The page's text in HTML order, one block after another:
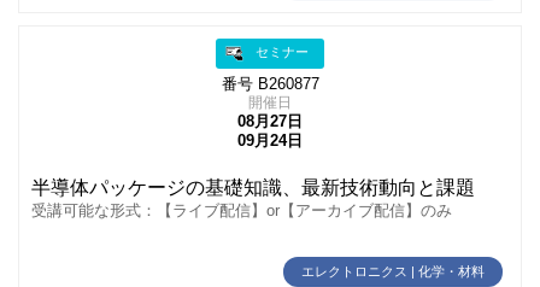
セミナー
番号 B260877
開催日
08月27日
09月24日
半導体パッケージの基礎知識、最新技術動向と課題
受講可能な形式：【ライブ配信】or【アーカイブ配信】のみ
エレクトロニクス | 化学・材料